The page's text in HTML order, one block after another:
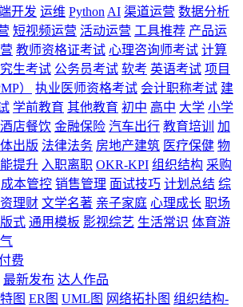
开发 运维 Python AI 渠道运营 数据分析
短视频运营 活动运营 工具推荐 产品运
教师资格证考试 心理咨询师考试 计算
生考试 公务员考试 软考 英语考试 项目
）
执业医师资格考试 会计职称考试 建
学前教育 其他教育 初中 高中 大学 小学
酒店餐饮 金融保险 汽车出行 教育培训
加
出版 法律法务 房地产建筑 医疗保健 物
提升 入职离职 OKR-KPI 组织结构 采购
成本管控 销售管理 面试技巧 计划总结 综
理财 文学名著 亲子家庭 心理成长 职场
式 通用模板 影视综艺 生活常识 体育游
费
最新发布 达人作品
图 ER图 UML图 网络拓扑图 组织结构-